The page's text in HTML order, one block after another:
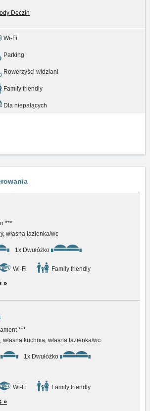
Deczin
Wi-Fi
Parking
Rowerzyści widziani
Family friendly
Dla niepalących
***
własna łazienka/wc
1x Dwułóżko
Wi-Fi Family friendly
»
***
własna kuchnia, własna łazienka/wc
1x Dwułóżko
Wi-Fi Family friendly
»